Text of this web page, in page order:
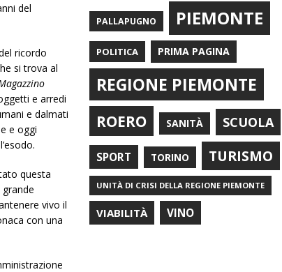
del
ricordo
si trova al
e arredi
e dalmati
e oggi
questa
vivo il
con una
PALLAPUGNO PIEMONTE
POLITICA PRIMA PAGINA
REGIONE PIEMONTE
ROERO SANITÀ SCUOLA
SPORT TORINO TURISMO
UNITÀ DI CRISI DELLA REGIONE PIEMONTE
VIABILITÀ VINO